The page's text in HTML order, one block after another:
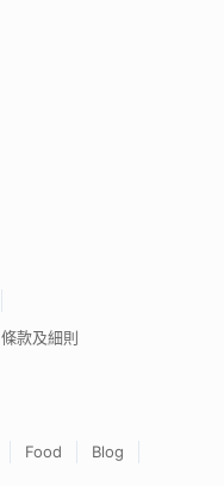
條款及細則
Food
Blog